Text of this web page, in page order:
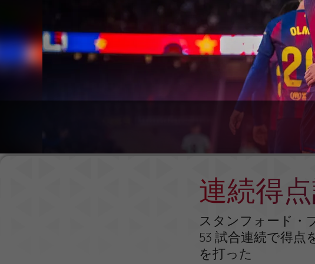
連続得
スタンフォード・
53 試合連続で得点
を打った